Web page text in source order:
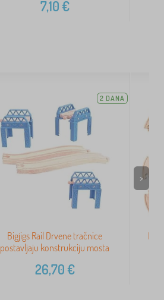
7,10€
2 DANA
Bigjigs Rail Drvene tračnice
postavljaju konstrukciju mosta
26,70€
>